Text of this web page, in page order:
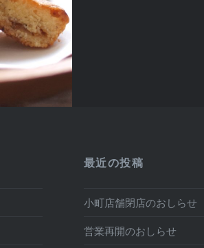
最近の投稿
小町店舗閉店のおしらせ
営業再開のおしらせ